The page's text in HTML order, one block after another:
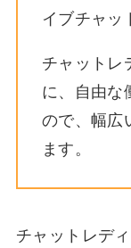
イブチャッ
チャットレ
に、自由な
ので、幅広
ます。
チャットレデ